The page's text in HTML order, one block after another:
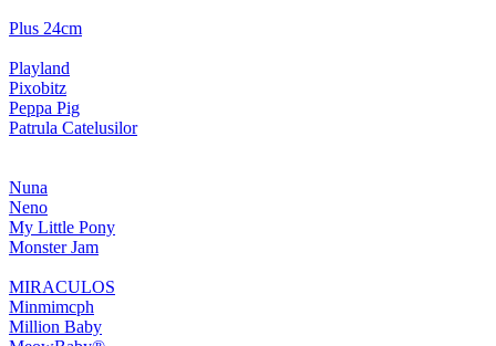
Plus 24cm
Playland
Pixobitz
Peppa Pig
Patrula Catelusilor
Nuna
Neno
My Little Pony
Monster Jam
MIRACULOS
Minmimcph
Million Baby